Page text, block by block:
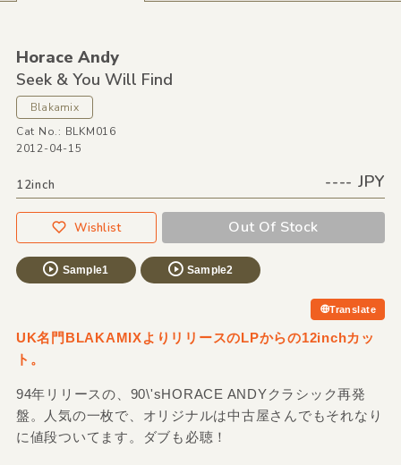
Horace Andy
Seek &You Will Find
Blakamix
Cat No.: BLKM016
2012-04-15
12inch ---- JPY
Wishlist Out Of Stock
Sample1 Sample2
Translate
UK名門BLAKAMIXよりリリースのLPからの12inchカッ
ト。
94年リリースの、90\'sHORACE ANDYクラシック再発
盤。人気の一枚で、オリジナルは中古屋さんでもそれなり
に値段ついてます。ダブも必聴！